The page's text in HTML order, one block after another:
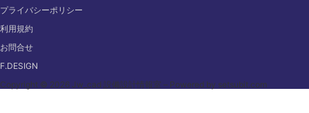
プライバシーポリシー
利用規約
お問合せ
F.DESIGN
Copyright © 2026 Jw_cad 設備設計情報室 – Powered by setsubit.com